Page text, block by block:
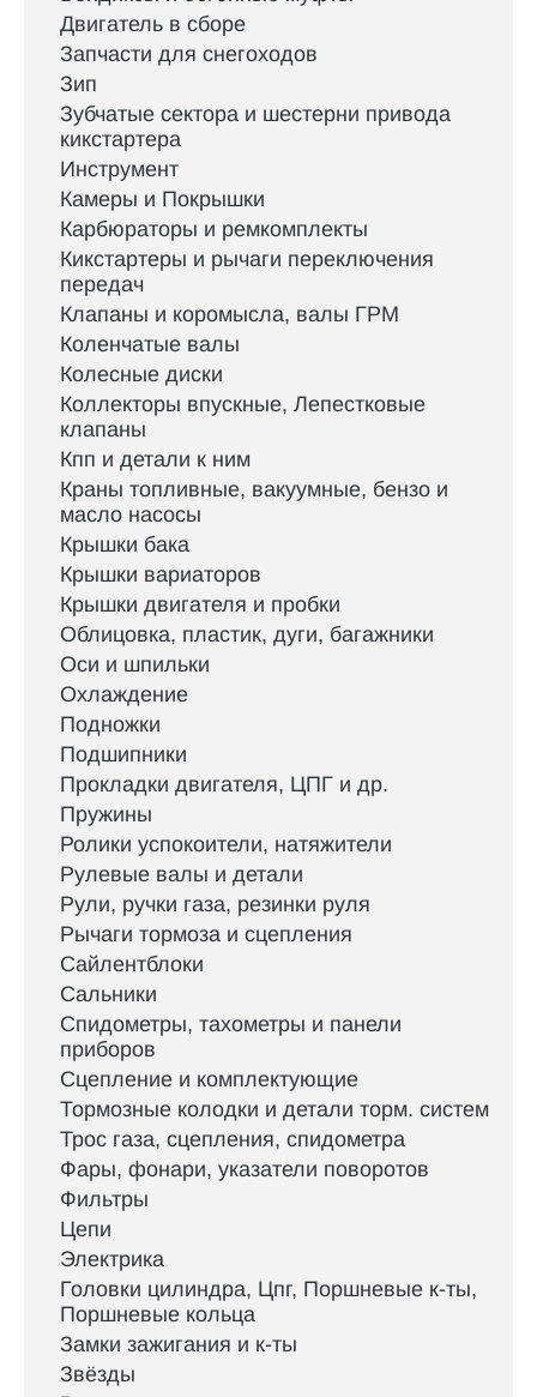
Двигатель в сборе
Запчасти для снегоходов
Зип
Зубчатые сектора и шестерни привода
кикстартера
Инструмент
Камеры и Покрышки
Карбюраторы и ремкомплекты
Кикстартеры и рычаги переключения
передач
Клапаны и коромысла, валы ГРМ
Коленчатые валы
Колесные диски
Коллекторы впускные, Лепестковые
клапаны
Кпп и детали к ним
Краны топливные, вакуумные, бензо и
масло насосы
Крышки бака
Крышки вариаторов
Крышки двигателя и пробки
Облицовка, пластик, дуги, багажники
Оси и шпильки
Охлаждение
Подножки
Подшипники
Прокладки двигателя, ЦПГ и др.
Пружины
Ролики успокоители, натяжители
Рулевые валы и детали
Рули, ручки газа, резинки руля
Рычаги тормоза и сцепления
Сайлентблоки
Сальники
Спидометры, тахометры и панели
приборов
Сцепление и комплектующие
Тормозные колодки и детали торм. систем
Трос газа, сцепления, спидометра
Фары, фонари, указатели поворотов
Фильтры
Цепи
Электрика
Головки цилиндра, Цпг, Поршневые к-ты,
Поршневые кольца
Замки зажигания и к-ты
Звёзды